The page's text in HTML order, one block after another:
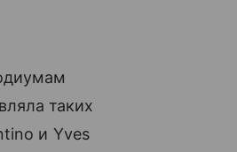
таких
и Yves